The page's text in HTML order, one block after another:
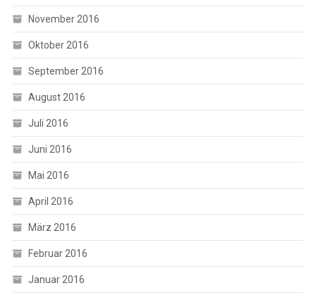
November 2016
Oktober 2016
September 2016
August 2016
Juli 2016
Juni 2016
Mai 2016
April 2016
März 2016
Februar 2016
Januar 2016